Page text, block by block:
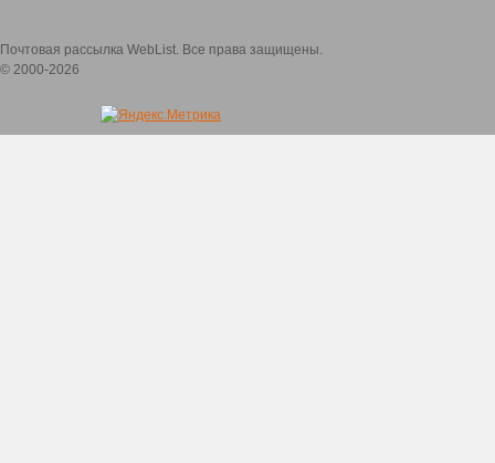
Почтовая рассылка WebList. Все права защищены.
© 2000-2026